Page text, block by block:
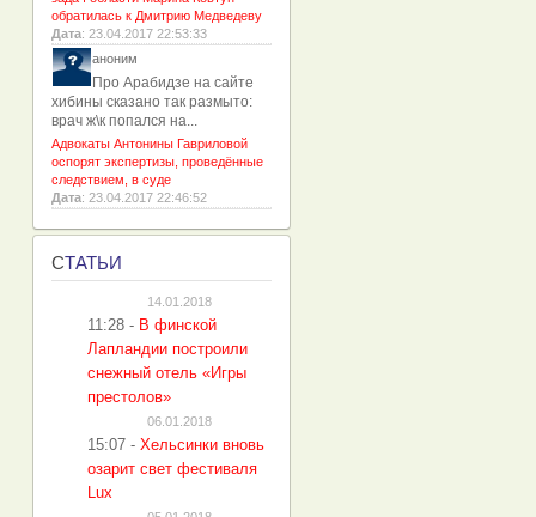
обратилась к Дмитрию Медведеву
Дата: 23.04.2017 22:53:33
аноним
Про Арабидзе на сайте
хибины сказано так размыто:
врач ж\к попался на...
Адвокаты Антонины Гавриловой
оспорят экспертизы, проведённые
следствием, в суде
Дата: 23.04.2017 22:46:52
СТАТЬИ
14.01.2018
11:28 - В финской
Лапландии построили
снежный отель «Игры
престолов»
06.01.2018
15:07 - Хельсинки вновь
озарит свет фестиваля
Lux